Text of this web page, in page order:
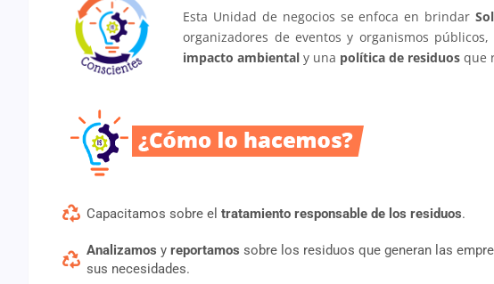
Esta Unidad de negocios se enfoca en brindar
organizadores de eventos y organismos públicos,
impacto ambiental y una política de residuosque
Capacitamos sobre el tratamiento responsable de los residuos.
Analizamos y reportamos sobre los residuos que generan las
sus necesidades.